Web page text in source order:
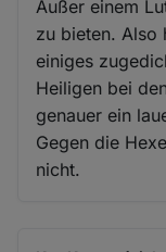
Außer einem
zu bieten. Also
einiges
Heiligen bei
genauer ein
Gegen die
nicht.
und
Cookies